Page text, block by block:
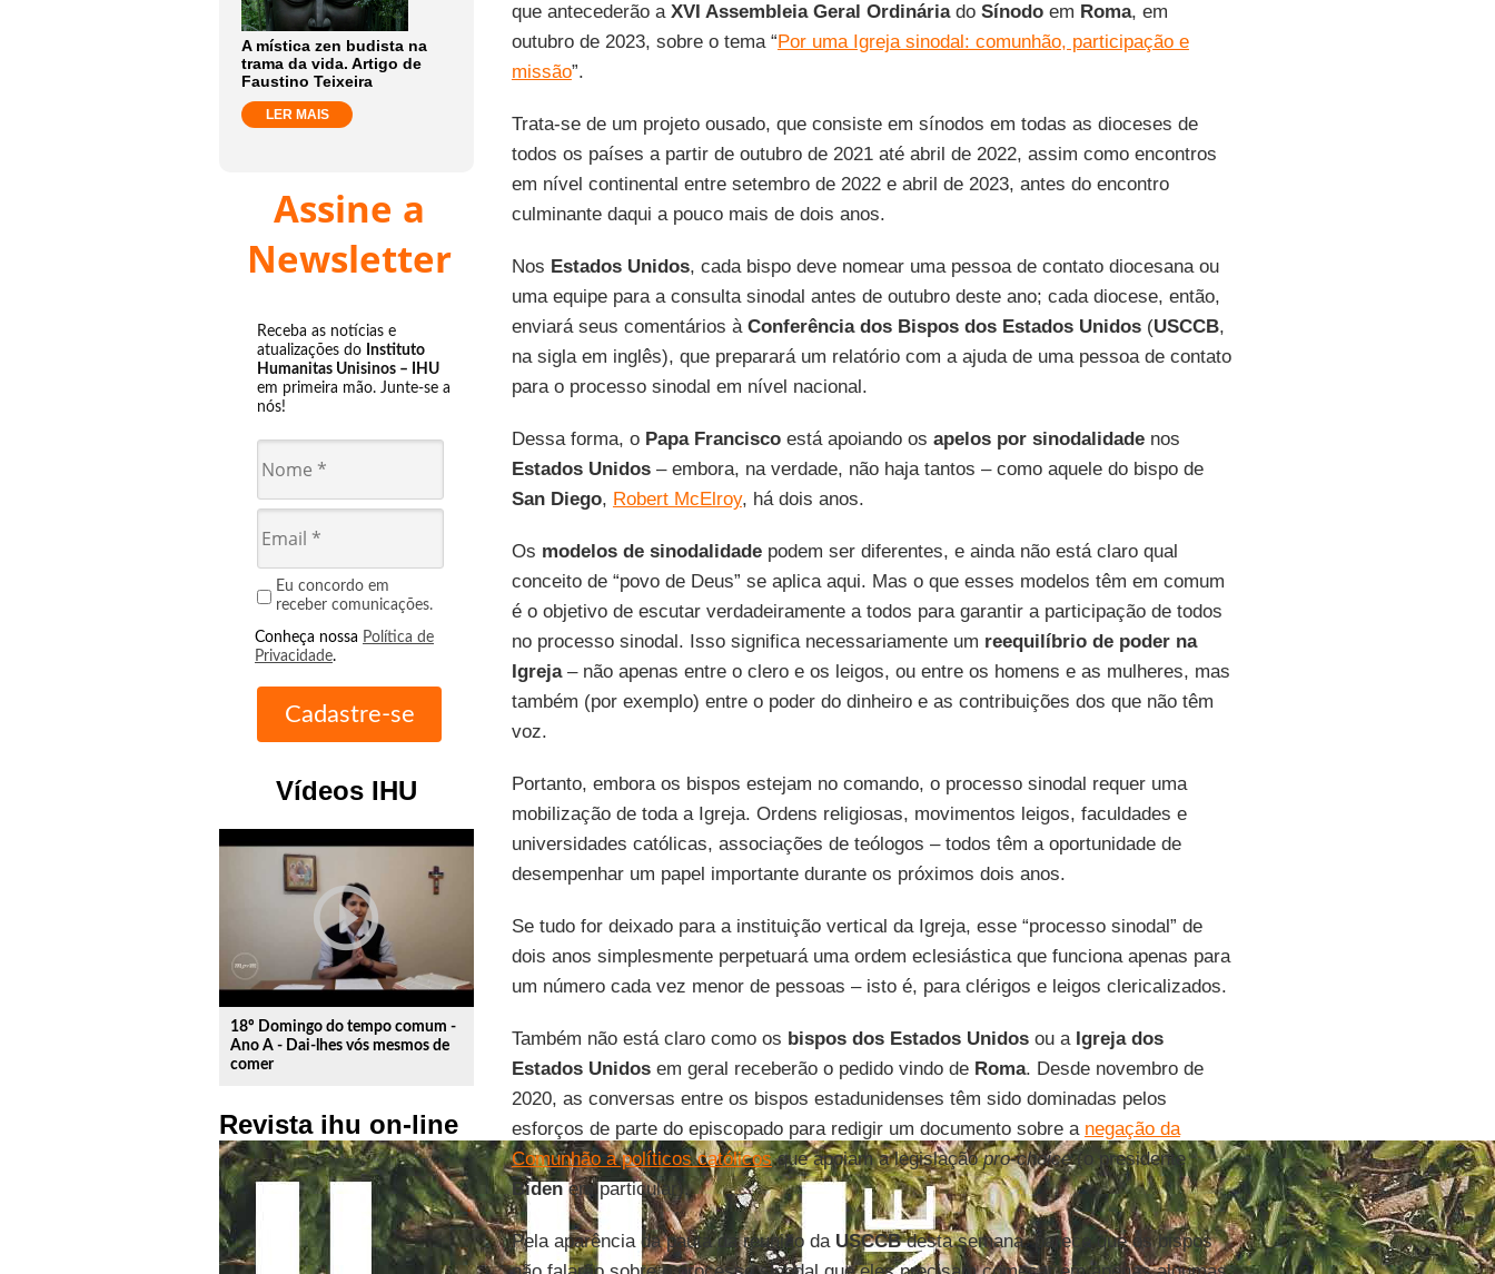
A mística zen budista na
trama da vida. Artigo de
Faustino Teixeira
LER MAIS
Assine a
Newsletter
Receba as notícias e
atualizações do Instituto
Humanitas Unisinos – IHU
em primeira mão. Junte-se a
nós!
Eu concordo em
receber comunicações.
Conheça nossa Política de
Privacidade.
Vídeos IHU
play_circle_outline
18º Domingo do tempo comum -
Ano A - Dai-lhes vós mesmos de
comer
Revista ihu on-line
que antecederão a XVI Assembleia Geral Ordináriado Sínodoem Roma, em
outubro de 2023, sobre o tema “Por uma Igreja sinodal: comunhão, participação e
missão”.
Trata-se de um projeto ousado, que consiste em sínodos em todas as dioceses de
todos os países a partir de outubro de 2021 até abril de 2022, assim como encontros
em nível continental entre setembro de 2022 e abril de 2023, antes do encontro
culminante daqui a pouco mais de dois anos.
Nos Estados Unidos, cada bispo deve nomear uma pessoa de contato diocesana ou
uma equipe para a consulta sinodal antes de outubro deste ano; cada diocese, então,
enviará seus comentários à Conferência dos Bispos dos Estados Unidos(USCCB,
na sigla em inglês), que preparará um relatório com a ajuda de uma pessoa de contato
para o processo sinodal em nível nacional.
Dessa forma, o Papa Franciscoestá apoiando os apelos por sinodalidadenos
Estados Unidos– embora, na verdade, não haja tantos – como aquele do bispo de
San Diego, Robert McElroy, há dois anos.
Os modelos de sinodalidadepodem ser diferentes, e ainda não está claro qual
conceito de “povo de Deus” se aplica aqui. Mas o que esses modelos têm em comum
é o objetivo de escutar verdadeiramente a todos para garantir a participação de todos
no processo sinodal. Isso significa necessariamente um reequilíbrio de poder na
Igreja– não apenas entre o clero e os leigos, ou entre os homens e as mulheres, mas
também (por exemplo) entre o poder do dinheiro e as contribuições dos que não têm
voz.
Portanto, embora os bispos estejam no comando, o processo sinodal requer uma
mobilização de toda a Igreja. Ordens religiosas, movimentos leigos, faculdades e
universidades católicas, associações de teólogos – todos têm a oportunidade de
desempenhar um papel importante durante os próximos dois anos.
Se tudo for deixado para a instituição vertical da Igreja, esse “processo sinodal” de
dois anos simplesmente perpetuará uma ordem eclesiástica que funciona apenas para
um número cada vez menor de pessoas – isto é, para clérigos e leigos clericalizados.
Também não está claro como os bispos dos Estados Unidosou a Igreja dos
Estados Unidosem geral receberão o pedido vindo de Roma. Desde novembro de
2020, as conversas entre os bispos estadunidenses têm sido dominadas pelos
esforços de parte do episcopado para redigir um documento sobre a negação da
Comunhão a políticos católicosque apoiam a legislaçãopro-choice(o presidente
Bidenem particular).
Pela aparência da pauta da reunião da USCCBdesta semana, parece que os bispos